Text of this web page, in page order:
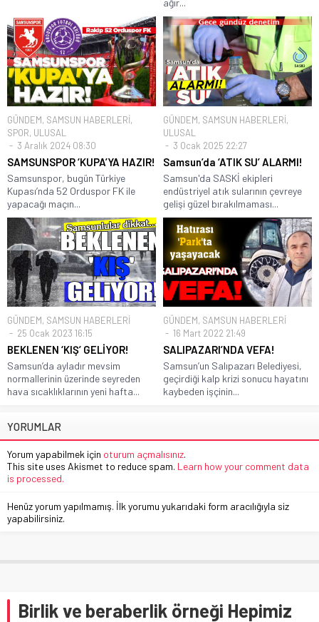
ağır...
GÜNDEM, SAMSUN HABERLERİ,
SPOR, ULUSAL
3 Aralık 2024 08:30
SAMSUNSPOR ‘KUPA’YA HAZIR!
Samsunspor, bugün Türkiye
Kupası’nda 52 Orduspor FK ile
yapacağı maçın...
GÜNDEM, SAMSUN HABERLERİ,
ULUSAL
3 Ocak 2025 22:27
Samsun’da ‘ATIK SU’ ALARMI!
Samsun'da SASKİ ekipleri
endüstriyel atık sularının çevreye
gelişi güzel bırakılmaması...
GÜNDEM, SAMSUN HABERLERİ
25 Ocak 2023 16:15
BEKLENEN ‘KIŞ’ GELİYOR!
Samsun’da ayladır mevsim
normallerinin üzerinde seyreden
hava sıcaklıklarının yeni hafta...
GÜNDEM, SAMSUN HABERLERİ
16 Mart 2022 21:49
SALIPAZARI’NDA VEFA!
Samsun’un Salıpazarı Belediyesi,
geçirdiği kalp krizi sonucu hayatını
kaybeden işçinin...
YORUMLAR
Yorum yapabilmek için oturum açmalısınız.
This site uses Akismet to reduce spam. Learn how your comment data
is processed.
Henüz yorum yapılmamış. İlk yorumu yukarıdaki form aracılığıyla siz
yapabilirsiniz.
Birlik ve beraberlik örneği Hepimiz